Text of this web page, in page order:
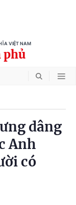
VIỆT NAM
phủ
dâng
Anh
có